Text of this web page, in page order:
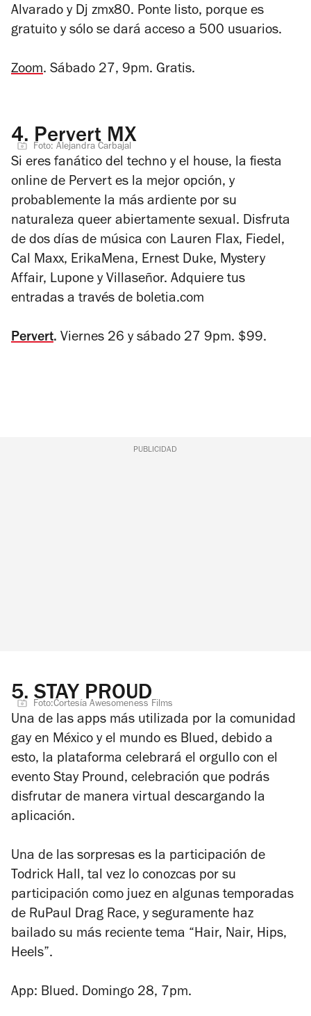
Alvarado y Dj zmx80. Ponte listo, porque es
gratuito y sólo se dará acceso a 500 usuarios.
Zoom. Sábado 27, 9pm. Gratis.
4. Pervert MX
Foto: Alejandra Carbajal
Si eres fanático del techno y el house, la fiesta
online de Pervert es la mejor opción, y
probablemente la más ardiente por su
naturaleza queer abiertamente sexual. Disfruta
de dos días de música con Lauren Flax, Fiedel,
Cal Maxx, ErikaMena, Ernest Duke, Mystery
Affair, Lupone y Villaseñor. Adquiere tus
entradas a través de boletia.com
Pervert. Viernes 26 y sábado 27 9pm. $99.
PUBLICIDAD
5. STAY PROUD
Foto:Cortesía Awesomeness Films
Una de las apps más utilizada por la comunidad
gay en México y el mundo es Blued, debido a
esto, la plataforma celebrará el orgullo con el
evento Stay Pround, celebración que podrás
disfrutar de manera virtual descargando la
aplicación.
Una de las sorpresas es la participación de
Todrick Hall, tal vez lo conozcas por su
participación como juez en algunas temporadas
de RuPaul Drag Race, y seguramente haz
bailado su más reciente tema “Hair, Nair, Hips,
Heels”.
App: Blued. Domingo 28, 7pm.